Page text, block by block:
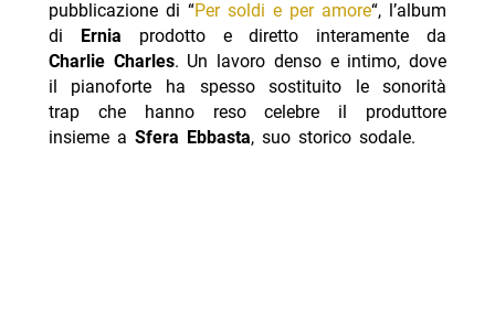
pubblicazione di “Per soldi e per amore“, l’album
di
Ernia prodotto e diretto interamente da
Charlie Charles. Un lavoro denso e intimo, dove
il pianoforte ha spesso sostituito le sonorità
trap che hanno reso celebre il produttore
insieme a Sfera Ebbasta, suo storico sodale.